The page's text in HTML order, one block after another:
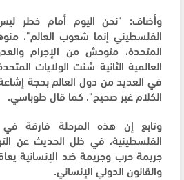
وأضاف: "نحن اليوم أمام خطر
الفلسطيني إنما شعوب العالم"،
المتحدة، متوحش من الإجرام
العالمية الثانية شنت الولايات
في العديد من دول العالم بحجة
الكلام غير صحيح". كما قال طوباسي.
وتابع إن هذه المرحلة فارقة في
الفلسطينية، في ظل الحديث عن
جريمة حرب وجريمة ضد الإنسانية
والقانون الدولي الإنساني.